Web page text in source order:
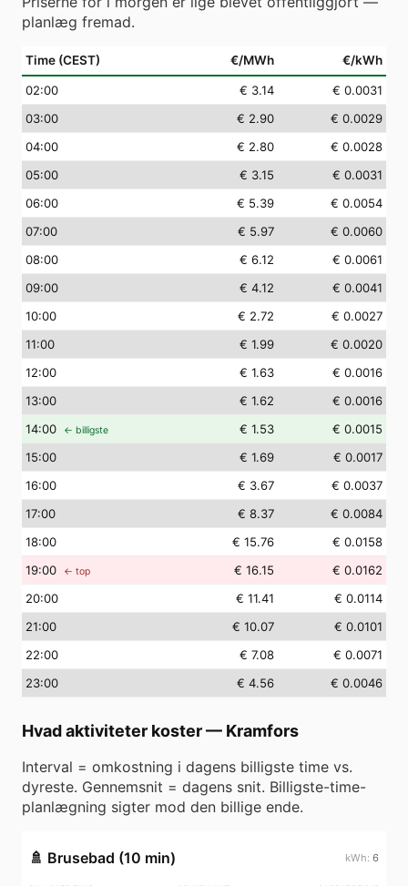
planlæg fremad.
Time (CEST) €/MWh €/kWh
02:00 € 3.14
€ 0.0031
03:00 € 2.90
€ 0.0029
04:00 € 2.80
€ 0.0028
05:00 € 3.15
€ 0.0031
06:00 € 5.39
€ 0.0054
07:00 € 5.97
€ 0.0060
08:00 € 6.12
€ 0.0061
09:00 € 4.12
€ 0.0041
10:00 € 2.72
€ 0.0027
11:00 € 1.99
€ 0.0020
12:00 € 1.63
€ 0.0016
13:00 € 1.62
€ 0.0016
14:00 ← billigste € 1.53
€ 0.0015
15:00 € 1.69
€ 0.0017
16:00 € 3.67
€ 0.0037
17:00 € 8.37
€ 0.0084
18:00 € 15.76
€ 0.0158
19:00 ← top € 16.15
€ 0.0162
20:00 € 11.41
€ 0.0114
21:00 € 10.07
€ 0.0101
22:00 € 7.08
€ 0.0071
23:00 € 4.56 € 0.0046
Hvad aktiviteter koster— Kramfors
Interval = omkostning i dagens billigste time vs.
dyreste. Gennemsnit = dagens snit. Billigste-time-
planlægning sigter mod den billige ende.
🚿 Brusebad (10 min) 6